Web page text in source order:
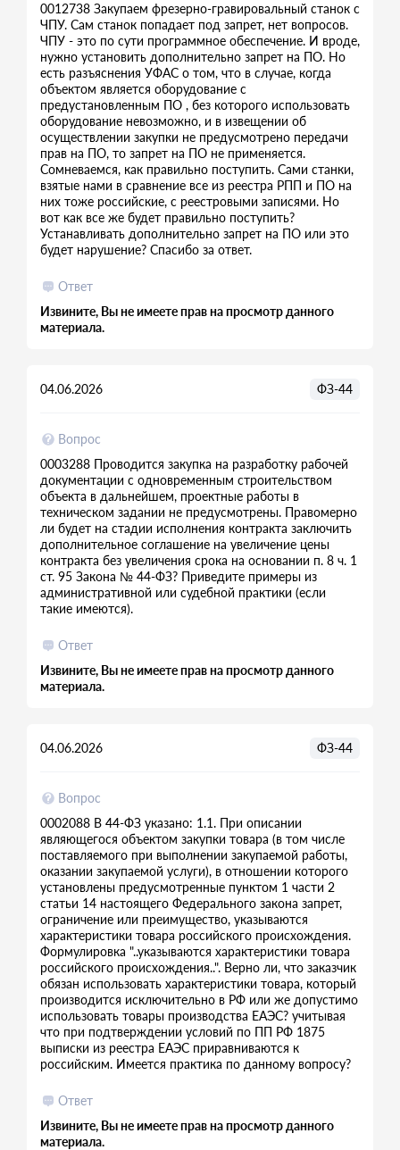
0012738 Закупаем фрезерно-гравировальный станок с
ЧПУ. Сам станок попадает под запрет, нет вопросов.
ЧПУ - это по сути программное обеспечение. И вроде,
нужно установить дополнительно запрет на ПО. Но
есть разъяснения УФАС о том, что в случае, когда
объектом является оборудование с
предустановленным ПО , без которого использовать
оборудование невозможно, и в извещении об
осуществлении закупки не предусмотрено передачи
прав на ПО, то запрет на ПО не применяется.
Сомневаемся, как правильно поступить. Сами станки,
взятые нами в сравнение все из реестра РПП и ПО на
них тоже российские, с реестровыми записями. Но
вот как все же будет правильно поступить?
Устанавливать дополнительно запрет на ПО или это
будет нарушение? Спасибо за ответ.
Ответ
Извините, Вы не имеете прав на просмотр данного
материала.
Вопрос
0003288 Проводится закупка на разработку рабочей
документации с одновременным строительством
объекта в дальнейшем, проектные работы в
техническом задании не предусмотрены. Правомерно
ли будет на стадии исполнения контракта заключить
дополнительное соглашение на увеличение цены
контракта без увеличения срока на основании п. 8 ч. 1
ст. 95 Закона № 44-ФЗ? Приведите примеры из
административной или судебной практики (если
такие имеются).
Ответ
Извините, Вы не имеете прав на просмотр данного
материала.
04.06.2026 ФЗ-44
Вопрос
0002088 В 44-ФЗ указано: 1.1. При описании
являющегося объектом закупки товара (в том числе
поставляемого при выполнении закупаемой работы,
оказании закупаемой услуги), в отношении которого
установлены предусмотренные пунктом 1 части 2
статьи 14 настоящего Федерального закона запрет,
ограничение или преимущество, указываются
характеристики товара российского происхождения.
Формулировка "..указываются характеристики товара
российского происхождения..". Верно ли, что заказчик
обязан использовать характеристики товара, который
производится исключительно в РФ или же допустимо
использовать товары производства ЕАЭС? учитывая
что при подтверждении условий по ПП РФ 1875
выписки из реестра ЕАЭС приравниваются к
российским. Имеется практика по данному вопросу?
Ответ
Извините, Вы не имеете прав на просмотр данного
материала.
04.06.2026 ФЗ-44